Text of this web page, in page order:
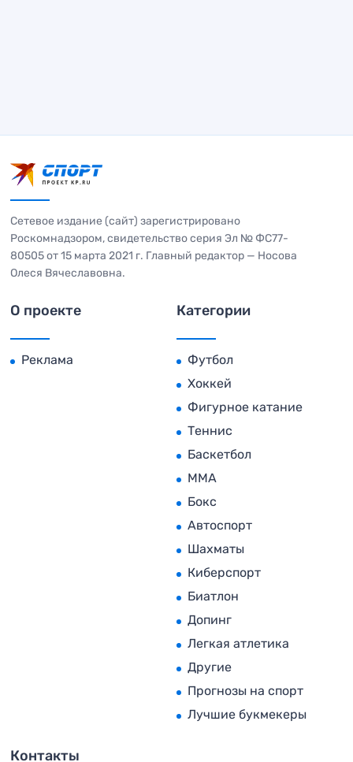
Сетевое издание (сайт) зарегистрировано
Роскомнадзором, свидетельство серия Эл № ФС77-
80505 от 15 марта 2021 г. Главный редактор — Носова
Олеся Вячеславовна.
О проекте
Реклама
Категории
Футбол
Хоккей
Фигурное катание
Теннис
Баскетбол
MMA
Бокс
Автоспорт
Шахматы
Киберспорт
Биатлон
Допинг
Легкая атлетика
Другие
Прогнозы на спорт
Лучшие букмекеры
Контакты